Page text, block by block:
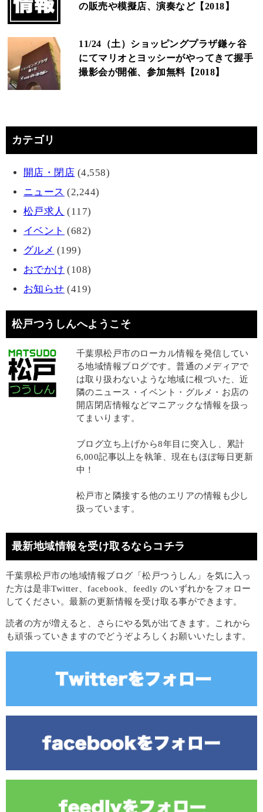
の販売や模擬店、演奏など【2018】
11/24（土）ショッピングプラザ鎌ヶ谷
にてマリオとヨッシーがやってきて握手
撮影会が開催、参加無料【2018】
カテゴリ
開店・閉店 (4,558)
ニュース (2,244)
松戸求人 (117)
イベント (682)
グルメ (199)
おでかけ (108)
お知らせ (419)
松戸つうしんへようこそ
千葉県松戸市のローカル情報を発信してい
る地域情報ブログです。普通のメディアで
は取り扱わないような地域に根づいた、近
隣のニュース・イベント・グルメ・お店の
開店閉店情報などマニアックな情報を扱っ
てまいります。
ブログ立ち上げから8年目に突入し、累計
6,000記事以上を執筆、現在もほぼ毎日更新
中！
松戸市と隣接する他のエリアの情報も少し
扱っています。
最新地域情報を受け取るならコチラ
千葉県松戸市の地域情報ブログ「松戸つうしん」を気に入っ
た方は是非Twitter、facebook、feedly のいずれかをフォロー
してください。最新の更新情報を受け取る事ができます。
読者の方が増えると、さらにやる気が出てきます。これから
も頑張っていきますのでどうぞよろしくお願いいたします。